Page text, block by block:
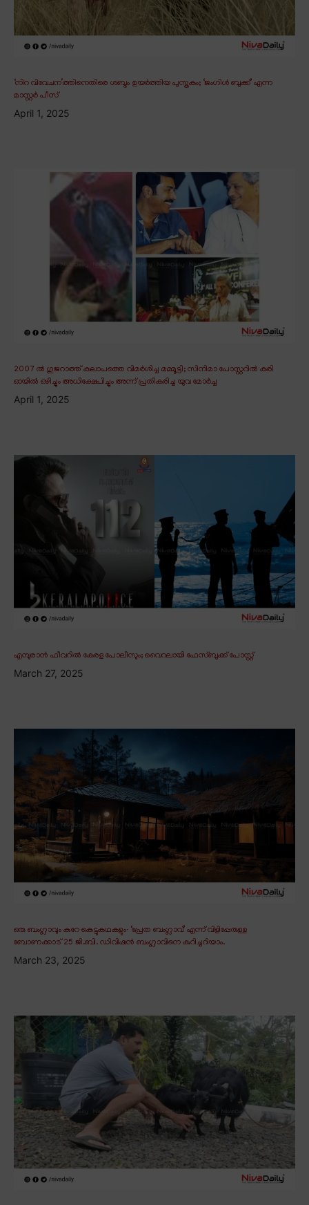
‘നിറ വിവേചന’ത്തിനെതിരെ ശബ്ദം ഉയർത്തിയ പുസ്തകം; ‘ജംഗിൾ ബുക്ക്’ എന്ന
മാസ്റ്റർ പീസ്
April 1, 2025
2007 ൽ ഗുജറാത്ത് കലാപത്തെ വിമർശിച്ച മമ്മൂട്ടി; സിനിമാ പോസ്റ്ററിൽ കരി
ഓയിൽ ഒഴിച്ചും അധിക്ഷേപിച്ചും അന്ന് പ്രതികരിച്ച യുവ മോർച്ച
April 1, 2025
എമ്പുരാൻ ഫീവറിൽ കേരള പോലീസും; വൈറലായി ഫേസ്ബുക്ക് പോസ്റ്റ്
March 27, 2025
ഒരു ബംഗ്ലാവും കുറേ കെട്ടുകഥകളും∙ ‘പ്രേത ബംഗ്ലാവ്’ എന്ന് വിളിപ്പേരുള്ള
ബോണക്കാട് 25 ജി.ബി. ഡിവിഷൻ ബംഗ്ലാവിനെ കുറിച്ചറിയാം.
March 23, 2025